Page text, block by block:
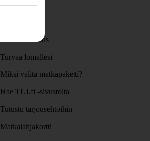
Matkavakuutus
Turvaa lomallesi
Miksi valita matkapaketti?
Hae TUI.fi -sivustolta
Tutustu tarjousehtoihin
Matkalahjakortti